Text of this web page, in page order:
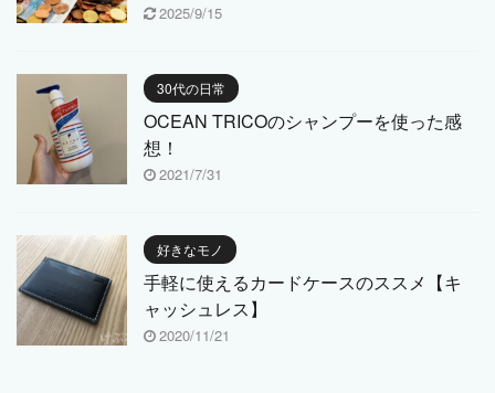
2025/9/15
30代の日常
OCEAN TRICOのシャンプーを使った感
想！
2021/7/31
好きなモノ
手軽に使えるカードケースのススメ【キ
ャッシュレス】
2020/11/21